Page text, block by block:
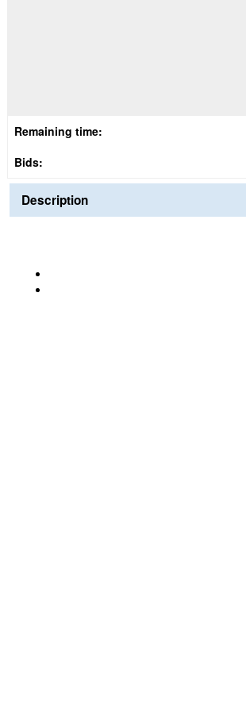
Remaining time:
Bids:
Description